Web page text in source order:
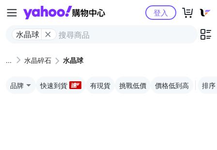
Yahoo購物中心
水晶球
登入
水晶碎石 水晶球
品牌 快速到貨 有現貨 挑戰低價 價格低到高 排序